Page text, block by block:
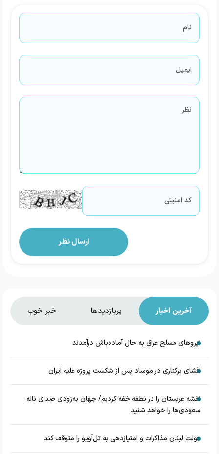
آخرین اخبار پربازدیدها خبر خوب
نیروهای مسلح عراق به حال آماده‌باش درآمدند
افشای برکناری در موساد پس از شکست پروژه علیه ایران
نقشه عربستان را در نطفه خفه کردیم/ جهان به‌زودی صدای ناله
سعودی‌ها را خواهد شنید
دولت لبنان مذاکرات و امتیازدهی به تل‌آویو را متوقف کند